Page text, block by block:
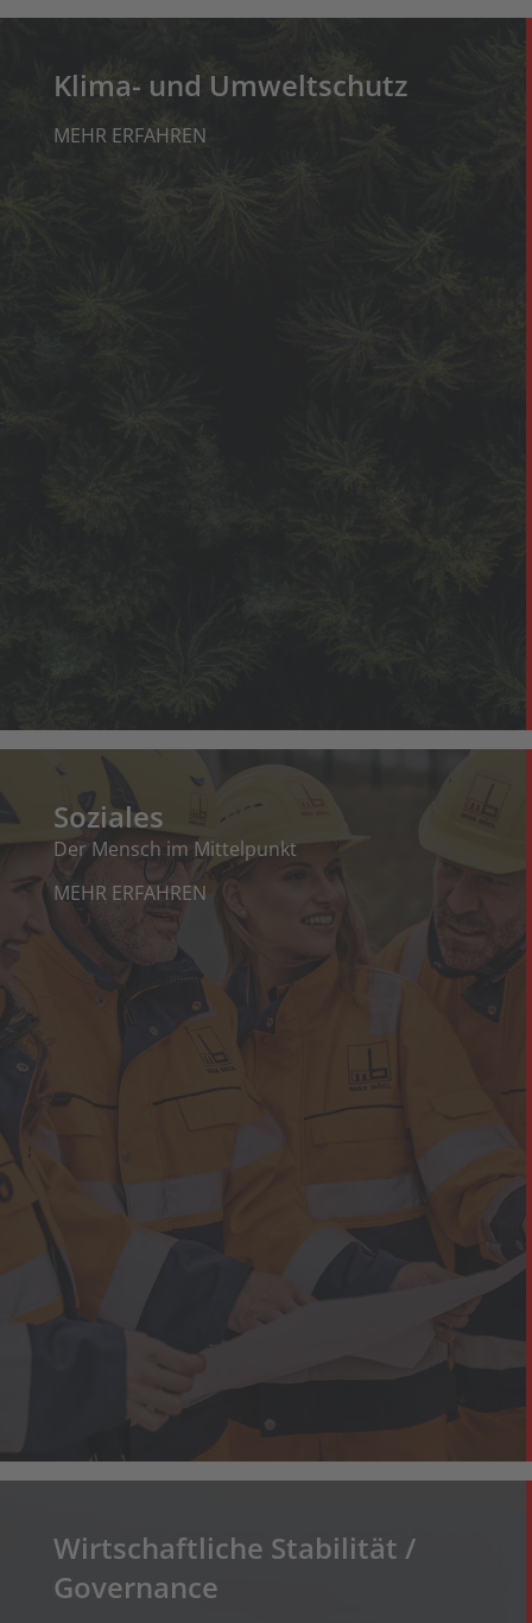
Klima- und Umweltschutz
MEHR ERFAHREN
Soziales
Der Mensch im Mittelpunkt
MEHR ERFAHREN
Wirtschaftliche Stabilität /
Governance